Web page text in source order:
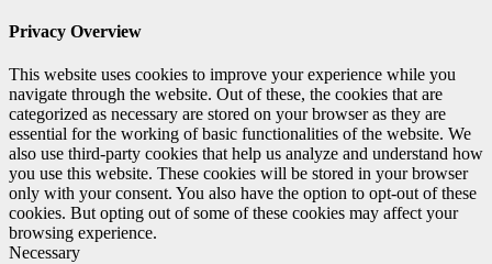
Privacy Overview
This website uses cookies to improve your experience while you
navigate through the website. Out of these, the cookies that are
categorized as necessary are stored on your browser as they are
essential for the working of basic functionalities of the website. We
also use third-party cookies that help us analyze and understand how
you use this website. These cookies will be stored in your browser
only with your consent. You also have the option to opt-out of these
cookies. But opting out of some of these cookies may affect your
browsing experience.
Necessary